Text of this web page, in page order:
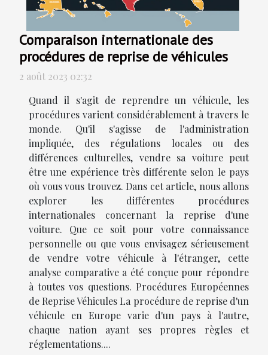
Comparaison internationale des
procédures de reprise de véhicules
2 août 2023 02:32
Quand il s'agit de reprendre un véhicule, les
procédures varient considérablement à travers le
monde. Qu'il s'agisse de l'administration
impliquée, des régulations locales ou des
différences culturelles, vendre sa voiture peut
être une expérience très différente selon le pays
où vous vous trouvez. Dans cet article, nous allons
explorer les différentes procédures
internationales concernant la reprise d'une
voiture. Que ce soit pour votre connaissance
personnelle ou que vous envisagez sérieusement
de vendre votre véhicule à l'étranger, cette
analyse comparative a été conçue pour répondre
à toutes vos questions. Procédures Européennes
de Reprise Véhicules La procédure de reprise d'un
véhicule en Europe varie d'un pays à l'autre,
chaque nation ayant ses propres règles et
réglementations....